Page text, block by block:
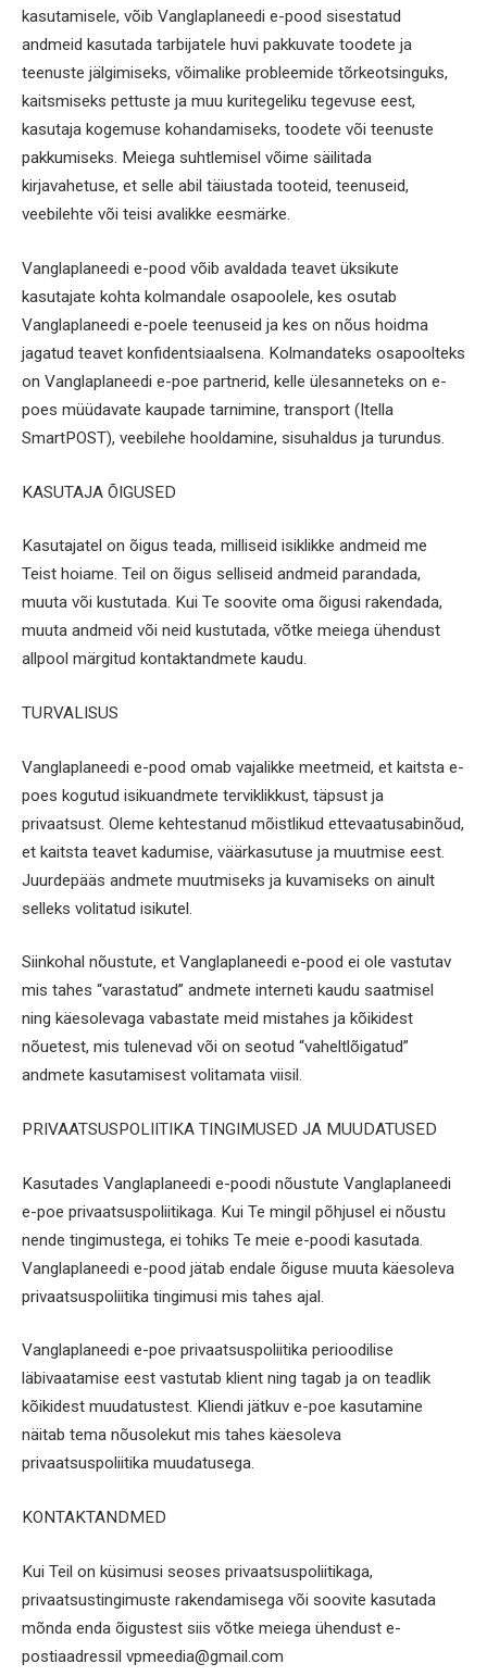
kasutamisele, võib Vanglaplaneedi e-pood sisestatud
andmeid kasutada tarbijatele huvi pakkuvate toodete ja
teenuste jälgimiseks, võimalike probleemide tõrkeotsinguks,
kaitsmiseks pettuste ja muu kuritegeliku tegevuse eest,
kasutaja kogemuse kohandamiseks, toodete või teenuste
pakkumiseks. Meiega suhtlemisel võime säilitada
kirjavahetuse, et selle abil täiustada tooteid, teenuseid,
veebilehte või teisi avalikke eesmärke.
Vanglaplaneedi e-pood võib avaldada teavet üksikute
kasutajate kohta kolmandale osapoolele, kes osutab
Vanglaplaneedi e-poele teenuseid ja kes on nõus hoidma
jagatud teavet konfidentsiaalsena. Kolmandateks osapoolteks
on Vanglaplaneedi e-poe partnerid, kelle ülesanneteks on e-
poes müüdavate kaupade tarnimine, transport (Itella
SmartPOST), veebilehe hooldamine, sisuhaldus ja turundus.
KASUTAJA ÕIGUSED
Kasutajatel on õigus teada, milliseid isiklikke andmeid me
Teist hoiame. Teil on õigus selliseid andmeid parandada,
muuta või kustutada. Kui Te soovite oma õigusi rakendada,
muuta andmeid või neid kustutada, võtke meiega ühendust
allpool märgitud kontaktandmete kaudu.
TURVALISUS
Vanglaplaneedi e-pood omab vajalikke meetmeid, et kaitsta e-
poes kogutud isikuandmete terviklikkust, täpsust ja
privaatsust. Oleme kehtestanud mõistlikud ettevaatusabinõud,
et kaitsta teavet kadumise, väärkasutuse ja muutmise eest.
Juurdepääs andmete muutmiseks ja kuvamiseks on ainult
selleks volitatud isikutel.
Siinkohal nõustute, et Vanglaplaneedi e-pood ei ole vastutav
mis tahes “varastatud” andmete interneti kaudu saatmisel
ning käesolevaga vabastate meid mistahes ja kõikidest
nõuetest, mis tulenevad või on seotud “vaheltlõigatud”
andmete kasutamisest volitamata viisil.
PRIVAATSUSPOLIITIKA TINGIMUSED JA MUUDATUSED
Kasutades Vanglaplaneedi e-poodi nõustute Vanglaplaneedi
e-poe privaatsuspoliitikaga. Kui Te mingil põhjusel ei nõustu
nende tingimustega, ei tohiks Te meie e-poodi kasutada.
Vanglaplaneedi e-pood jätab endale õiguse muuta käesoleva
privaatsuspoliitika tingimusi mis tahes ajal.
Vanglaplaneedi e-poe privaatsuspoliitika perioodilise
läbivaatamise eest vastutab klient ning tagab ja on teadlik
kõikidest muudatustest. Kliendi jätkuv e-poe kasutamine
näitab tema nõusolekut mis tahes käesoleva
privaatsuspoliitika muudatusega.
KONTAKTANDMED
Kui Teil on küsimusi seoses privaatsuspoliitikaga,
privaatsustingimuste rakendamisega või soovite kasutada
mõnda enda õigustest siis võtke meiega ühendust e-
postiaadressil vpmeedia@gmail.com